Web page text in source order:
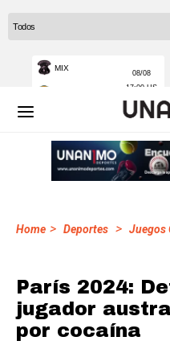
Home > Deportes > Juegos
París 2024:
jugador
por cocaína